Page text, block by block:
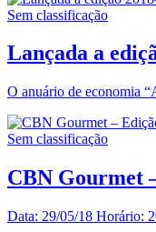
Sem classificação
Lançada a
O anuário de economia
Sem classificação
CBN Gourmet
Data: 29/05/18 Horário: